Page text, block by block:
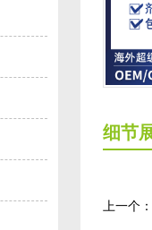
细节
上一个：